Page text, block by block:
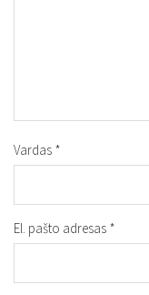
Vardas *
El. pašto adresas *